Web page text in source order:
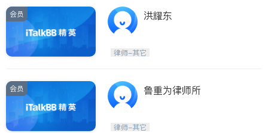
会员 洪耀东
律师-其它
会员 鲁重为律师所
律师-其它